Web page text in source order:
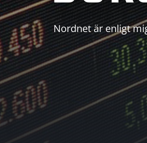
Nordnet är enligt